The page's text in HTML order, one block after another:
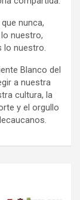
nunca,
nuestro,
lo nuestro.
Blanco del
a nuestra
cultura, la
y el orgullo